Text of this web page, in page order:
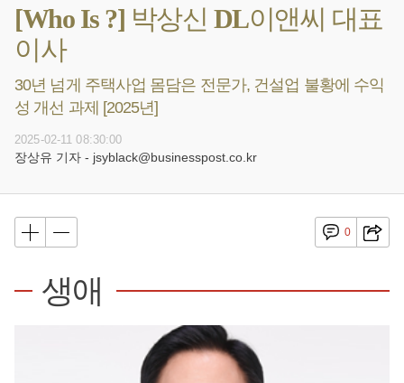
[Who Is ?] 박상신 DL이앤씨 대표
이사
30년 넘게 주택사업 몸담은 전문가, 건설업 불황에 수익
성 개선 과제 [2025년]
2025-02-11 08:30:00
장상유 기자 - jsyblack@businesspost.co.kr
0
생애